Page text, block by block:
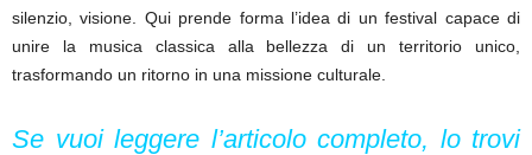
silenzio, visione. Qui prende forma l’idea di un festival capace di
unire la musica classica alla bellezza di un territorio unico,
trasformando un ritorno in una missione culturale.
Se vuoi leggere l’articolo completo, lo trovi